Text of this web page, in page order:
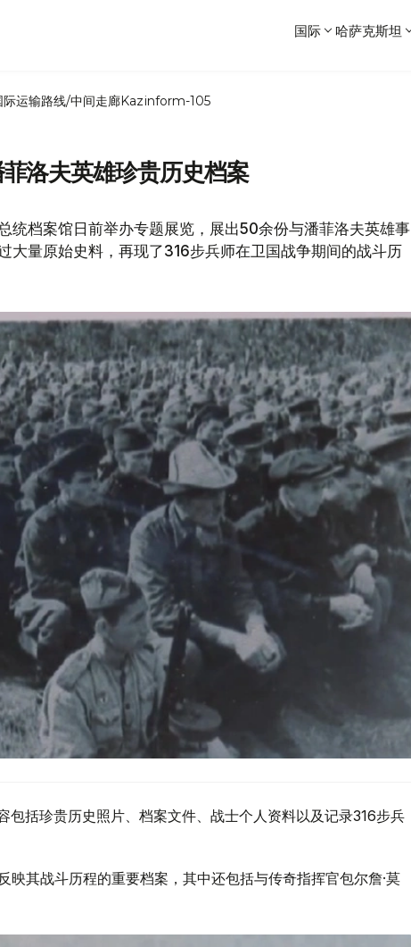
国际 哈萨克斯坦
运输路线/中间走廊Kazinform-105
洛夫英雄珍贵历史档案
统档案馆日前举办专题展览，展出50余份与潘菲洛夫英雄事
大量原始史料，再现了316步兵师在卫国战争期间的战斗历
括珍贵历史照片、档案文件、战士个人资料以及记录316步兵
映其战斗历程的重要档案，其中还包括与传奇指挥官包尔詹·莫